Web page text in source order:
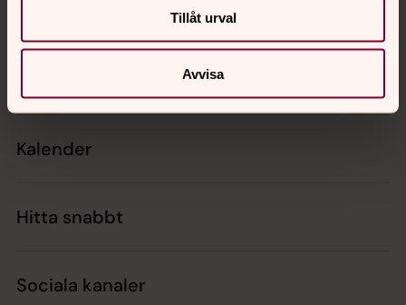
Tillåt urval
Avvisa
Kalender
Hitta snabbt
Sociala kanaler